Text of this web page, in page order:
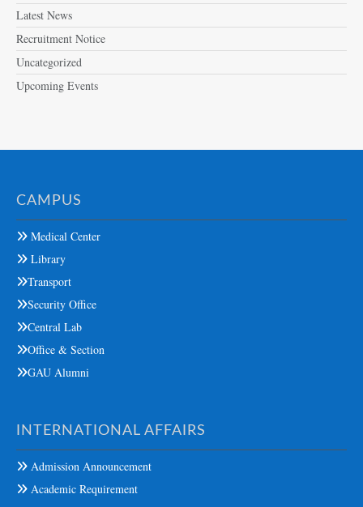
Latest News
Recruitment Notice
Uncategorized
Upcoming Events
CAMPUS
Medical Center
Library
Transport
Security Office
Central Lab
Office & Section
GAU Alumni
INTERNATIONAL AFFAIRS
Admission Announcement
Academic Requirement